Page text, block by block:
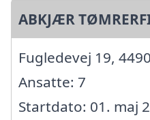
ABKJÆR
Fugledevej 19,
Ansatte: 7
Startdato: 01. maj